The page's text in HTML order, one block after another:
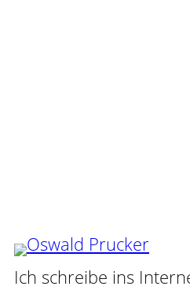
Ich schreibe ins